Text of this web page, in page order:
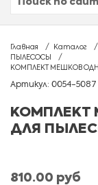
Главная Каталог
ПЫЛЕСОСЫ
КОМПЛЕКТ МЕШКОВ
Артикул: 0054-5087
КОМПЛЕКТ
ДЛЯ
810.00 руб